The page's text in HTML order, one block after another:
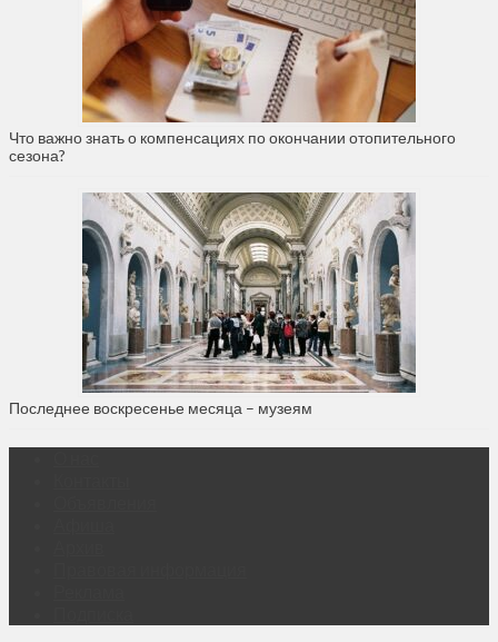
Что важно знать о компенсациях по окончании отопительного
сезона?
Последнее воскресенье месяца – музеям